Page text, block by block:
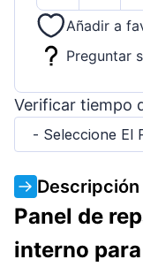
Añadir a
Preguntar
Verificar tiempo
- Seleccione El
Descripción
Panel de
interno